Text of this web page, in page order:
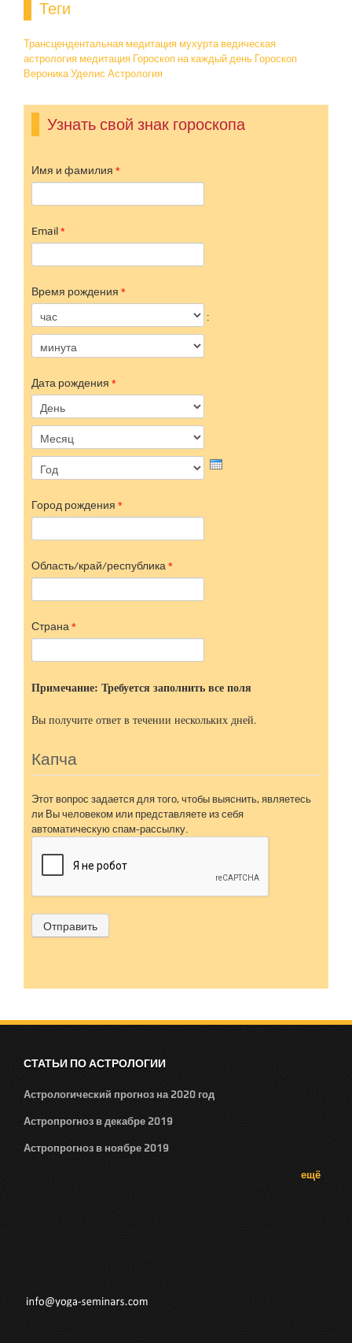
Теги
Трансцендентальная медитация мухурта ведическая
астрология медитация Гороскоп на каждый день Гороскоп
Вероника Уделис Астрология
Узнать свой знак гороскопа
Имя и фамилия *
Email*
Время рождения *
:
Дата рождения *
День
Город рождения *
Область/край/республика *
Страна *
Примечание: Требуется заполнить все поля
Вы получите ответ в течении нескольких дней.
Капча
Этот вопрос задается для того, чтобы выяснить, являетесь
ли Вы человеком или представляете из себя
автоматическую спам-рассылку.
СТАТЬИ ПО АСТРОЛОГИИ
Астрологический прогноз на 2020 год
Астропрогноз в декабре 2019
Астропрогноз в ноябре 2019
ещё